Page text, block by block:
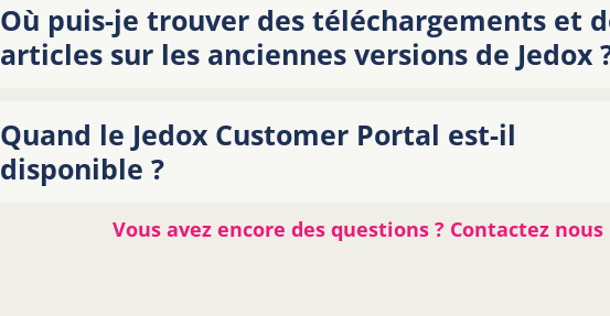
Où puis-je trouver des téléchargements et
articles sur les anciennes versions de Jedox
Quand le Jedox Customer Portal est-il
disponible ?
Vous avez encore des questions ? Contactez nous